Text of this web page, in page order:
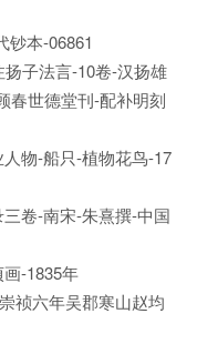
钞本-06861
子法言-10卷-汉扬雄
春世德堂刊-配补明刻
物-船只-植物花鸟-17
卷-南宋-朱熹撰-中国
-1835年
祯六年吴郡寒山赵均